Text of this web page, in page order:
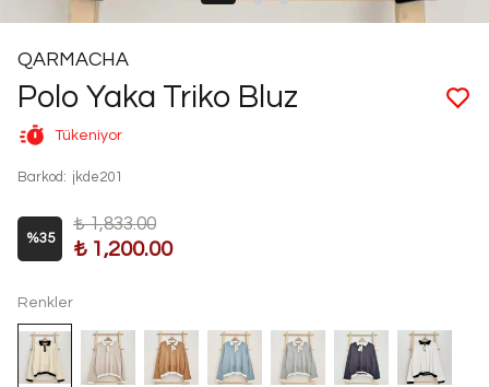
QARMACHA
Polo Yaka Triko Bluz
Tükeniyor
Barkod : jkde201
%35
₺ 1,833.00
₺ 1,200.00
Renkler